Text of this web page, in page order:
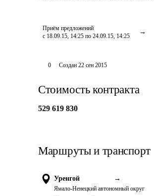
Приём предложений
с 18.09.15, 14:25 по 24.09.15, 14:25
0 Создан 22 сен 2015
Стоимость контракта
529 619 830
Маршруты и транспорт
Уренгой →
Ямало-Ненецкий автономный округ